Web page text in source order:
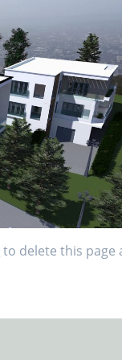
to delete this page